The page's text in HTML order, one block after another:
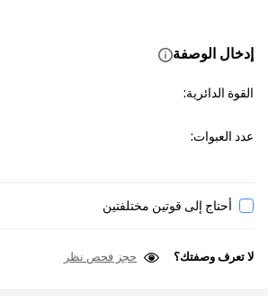
إدخال الوصفة
القوة الدائرية:
عدد العبوات:
أحتاج إلى قوتين مختلفتين
لا تعرف وصفتك؟ حجز فحص نظر